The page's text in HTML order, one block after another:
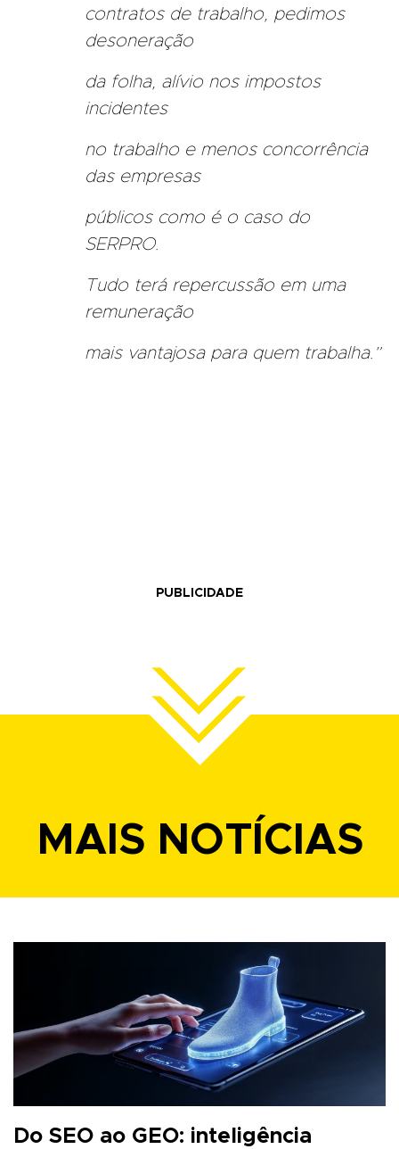
contratos de trabalho, pedimos
desoneração
da folha, alívio nos impostos
incidentes
no trabalho e menos concorrência
das empresas
públicos como é o caso do
SERPRO.
Tudo terá repercussão em uma
remuneração
mais vantajosa para quem trabalha.”
PUBLICIDADE
MAIS NOTÍCIAS
Do SEO ao GEO: inteligência